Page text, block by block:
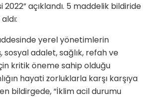
2022” açıklandı. 5 maddelik bildiride
yerel yönetimlerin
sosyal adalet, sağlık, refah ve
kritik öneme sahip olduğu
hayati zorluklarla karşı karşıya
bildirgede, “İklim acil durumu